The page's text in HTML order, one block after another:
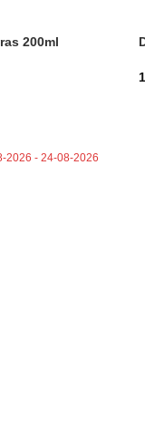
200ml
2026 - 24-08-2026